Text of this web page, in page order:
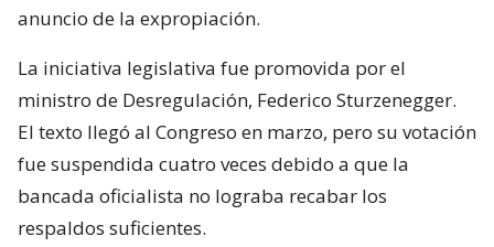
anuncio de la expropiación.
La iniciativa legislativa fue promovida por el
ministro de Desregulación, Federico Sturzenegger.
El texto llegó al Congreso en marzo, pero su votación
fue suspendida cuatro veces debido a que la
bancada oficialista no lograba recabar los
respaldos suficientes.